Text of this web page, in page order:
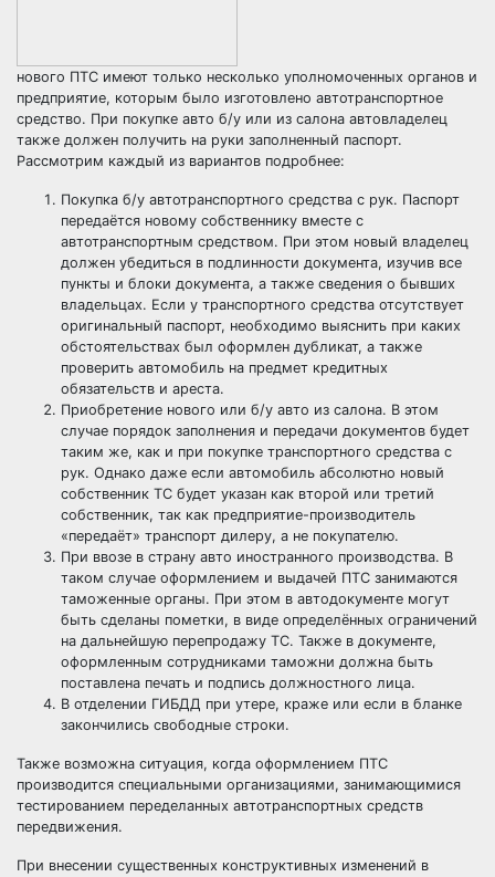
нового ПТС имеют только несколько уполномоченных органов и
предприятие, которым было изготовлено автотранспортное
средство. При покупке авто б/у или из салона автовладелец
также должен получить на руки заполненный паспорт.
Рассмотрим каждый из вариантов подробнее:
Покупка б/у автотранспортного средства с рук. Паспорт
передаётся новому собственнику вместе с
автотранспортным средством. При этом новый владелец
должен убедиться в подлинности документа, изучив все
пункты и блоки документа, а также сведения о бывших
владельцах. Если у транспортного средства отсутствует
оригинальный паспорт, необходимо выяснить при каких
обстоятельствах был оформлен дубликат, а также
проверить автомобиль на предмет кредитных
обязательств и ареста.
Приобретение нового или б/у авто из салона. В этом
случае порядок заполнения и передачи документов будет
таким же, как и при покупке транспортного средства с
рук. Однако даже если автомобиль абсолютно новый
собственник ТС будет указан как второй или третий
собственник, так как предприятие-производитель
«передаёт» транспорт дилеру, а не покупателю.
При ввозе в страну авто иностранного производства. В
таком случае оформлением и выдачей ПТС занимаются
таможенные органы. При этом в автодокументе могут
быть сделаны пометки, в виде определённых ограничений
на дальнейшую перепродажу ТС. Также в документе,
оформленным сотрудниками таможни должна быть
поставлена печать и подпись должностного лица.
В отделении ГИБДД при утере, краже или если в бланке
закончились свободные строки.
Также возможна ситуация, когда оформлением ПТС
производится специальными организациями, занимающимися
тестированием переделанных автотранспортных средств
передвижения.
При внесении существенных конструктивных изменений в